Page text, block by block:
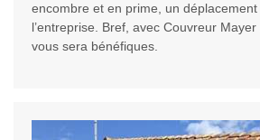
encombre et en prime, un
l’entreprise. Bref, avec Couvreur
vous sera bénéfiques.